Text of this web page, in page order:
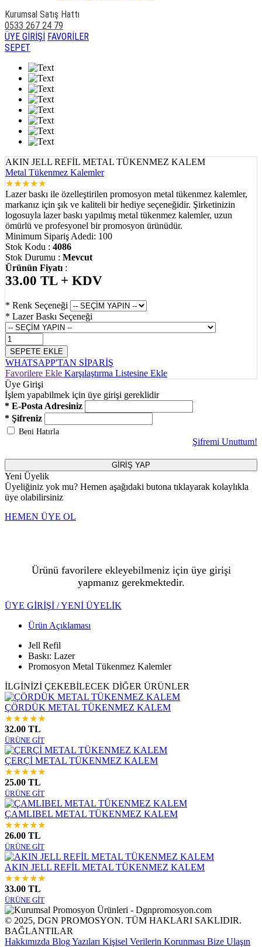
Kurumsal Satış Hattı
0533 267 24 79
ÜYE GİRİŞİ FAVORİLER
SEPET
AKIN JELL REFİL METAL TÜKENMEZ KALEM
Metal Tükenmez Kalemler
★★★★★
Lazer baskı ile özelleştirilen promosyon metal tükenmez kalemler,
markanız için şık ve kaliteli bir hediye seçeneğidir. Şirketinizin
logosuyla lazer baskı yapılmış metal tükenmez kalemler, uzun
ömürlü ve profesyonel bir promosyon ürünüdür.
Minimum Sipariş Adedi: 100
Stok Kodu : 4086
Stok Durumu : Mevcut
Ürünün Fiyatı :
33.00 TL + KDV
* Renk Seçeneği
* Lazer Baskı Seçeneği
SEPETE EKLE
WHATSAPP'TAN SİPARİŞ
Favorilere Ekle Karşılaştırma Listesine Ekle
Üye Girişi
İşlem yapabilmek için üye girişi gereklidir
* E-Posta Adresiniz
* Şifreniz
Beni Hatırla
Şifremi Unuttum!
GİRİŞ YAP
Yeni Üyelik
Üyeliğiniz yok mu? Hemen aşağıdaki butona tıklayarak kolaylıkla
üye olabilirsiniz
HEMEN ÜYE OL
Ürünü favorilere ekleyebilmeniz için üye girişi
yapmanız gerekmektedir.
ÜYE GİRİŞİ / YENİ ÜYELİK
Ürün Açıklaması
Jell Refil
Baskı: Lazer
Promosyon Metal Tükenmez Kalemler
İLGİNİZİ ÇEKEBİLECEK DİĞER ÜRÜNLER
ÇÖRDÜK METAL TÜKENMEZ KALEM
★★★★★
32.00 TL
ÜRÜNE GİT
ÇERÇİ METAL TÜKENMEZ KALEM
★★★★★
25.00 TL
ÜRÜNE GİT
ÇAMLIBEL METAL TÜKENMEZ KALEM
★★★★★
26.00 TL
ÜRÜNE GİT
AKIN JELL REFİL METAL TÜKENMEZ KALEM
★★★★★
33.00 TL
ÜRÜNE GİT
© 2025, DGN PROMOSYON. TÜM HAKLARI SAKLIDIR.
BAĞLANTILAR
Hakkımızda Blog Yazıları Kişisel Verilerin Korunması Bize Ulaşın